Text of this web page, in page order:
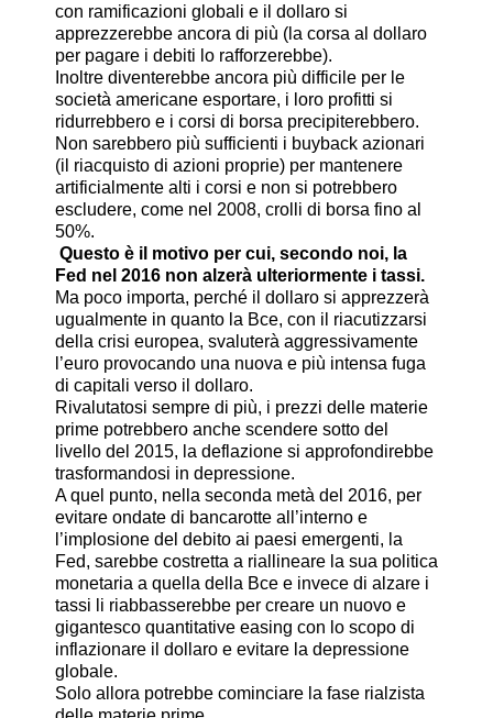
con ramificazioni globali e il dollaro si
apprezzerebbe ancora di più (la corsa al dollaro
per pagare i debiti lo rafforzerebbe).
Inoltre diventerebbe ancora più difficile per le
società americane esportare, i loro profitti si
ridurrebbero e i corsi di borsa precipiterebbero.
Non sarebbero più sufficienti i buyback azionari
(il riacquisto di azioni proprie) per mantenere
artificialmente alti i corsi e non si potrebbero
escludere, come nel 2008, crolli di borsa fino al
50%.
Questo è il motivo per cui, secondo noi, la
Fed nel 2016 non alzerà ulteriormente i tassi.
Ma poco importa, perché il dollaro si apprezzerà
ugualmente in quanto la Bce, con il riacutizzarsi
della crisi europea, svaluterà aggressivamente
l’euro provocando una nuova e più intensa fuga
di capitali verso il dollaro.
Rivalutatosi sempre di più, i prezzi delle materie
prime potrebbero anche scendere sotto del
livello del 2015, la deflazione si approfondirebbe
trasformandosi in depressione.
A quel punto, nella seconda metà del 2016, per
evitare ondate di bancarotte all’interno e
l’implosione del debito ai paesi emergenti, la
Fed, sarebbe costretta a riallineare la sua politica
monetaria a quella della Bce e invece di alzare i
tassi li riabbasserebbe per creare un nuovo e
gigantesco quantitative easing con lo scopo di
inflazionare il dollaro e evitare la depressione
globale.
Solo allora potrebbe cominciare la fase rialzista